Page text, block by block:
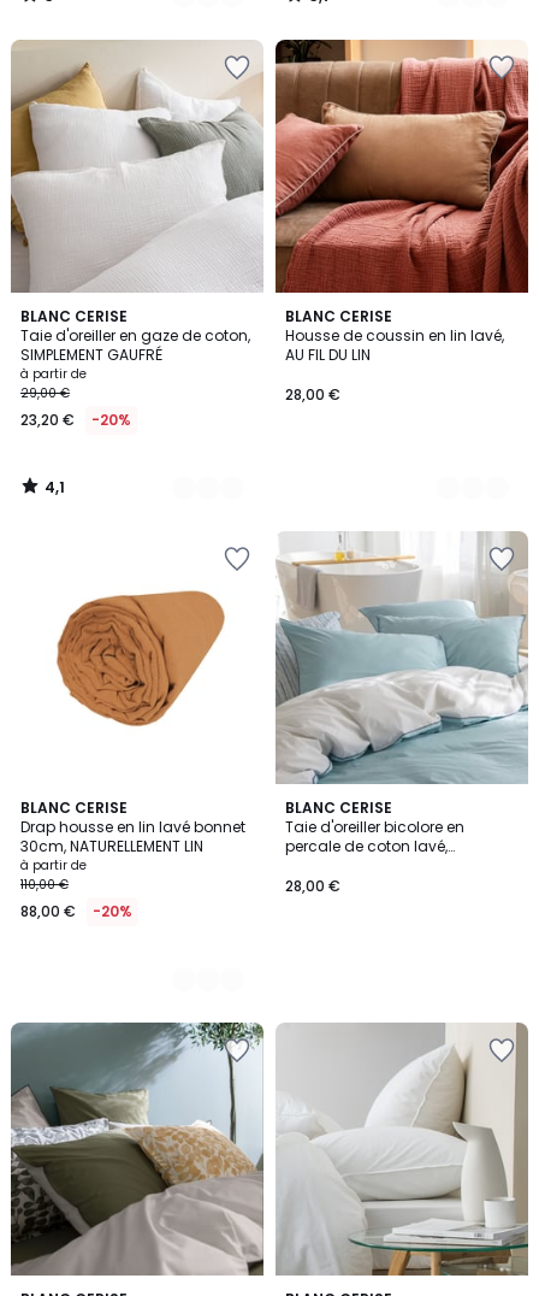
BLANC CERISE
Taie d'oreiller en gaze de coton,
SIMPLEMENT GAUFRÉ
à partir de
29,00 €
23,20 € -20%
4,1
/ 5
11
Couleurs
4,1
/
BLANC CERISE
Housse de coussin en lin lavé,
AU FIL DU LIN
28,00 €
5
Couleurs
BLANC CERISE
Drap housse en lin lavé bonnet
30cm, NATURELLEMENT LIN
à partir de
110,00 €
88,00 € -20%
5
Couleurs
BLANC CERISE
Taie d'oreiller bicolore en
percale de coton lavé,
28,00 €